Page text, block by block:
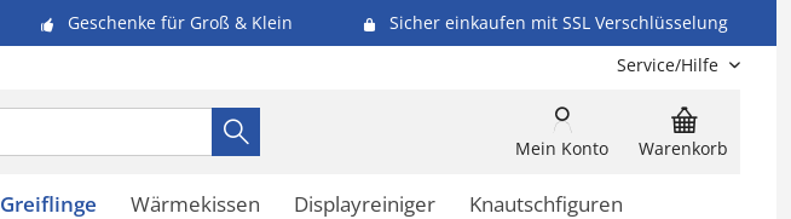
Geschenke für Groß & Klein
Sicher einkaufen mit SSL Verschlüsselung
Service/Hilfe
Warenkorb
Mein Konto
Greiflinge Wärmekissen Displayreiniger Knautschfiguren